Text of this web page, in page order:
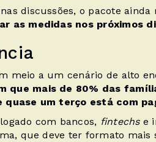
discussões, o pacote ainda
as medidas nos próximos
meio a um cenário de alto
que mais de 80% das
quase um terço está com
com bancos, fintechse
que deve ter formato mais